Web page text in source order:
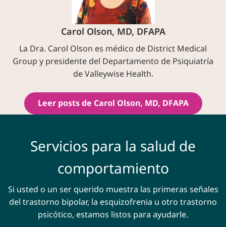
Carol Olson, MD, DFAPA
La Dra. Carol Olson es médico de District Medical
Group y presidente del Departamento de Psiquiatría
de Valleywise Health.
Leer posts de Carol Olson, MD, DFAPA
Servicios para la salud de
comportamiento
Si usted o un ser querido muestra las primeras señales
del trastorno bipolar, la esquizofrenia u otro trastorno
psicótico, estamos listos para ayudarle.